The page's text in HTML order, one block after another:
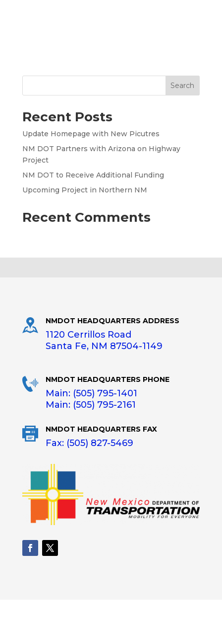
Recent Posts
Update Homepage with New Picutres
NM DOT Partners with Arizona on Highway
Project
NM DOT to Receive Additional Funding
Upcoming Project in Northern NM
Recent Comments
NMDOT HEADQUARTERS ADDRESS
1120 Cerrillos Road
Santa Fe, NM 87504-1149
NMDOT HEADQUARTERS PHONE
Main: (505) 795-1401
Main: (505) 795-2161
NMDOT HEADQUARTERS FAX
Fax: (505) 827-5469